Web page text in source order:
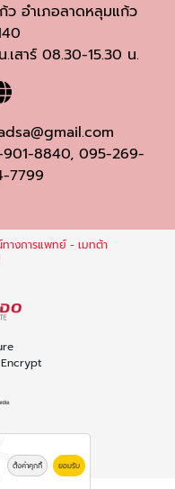
อำเภอลาดหลุมแก้ว
เสาร์ 08.30-15.30 น.
8840, 095-269-
7799
ทางการแพทย์ - เมทต้า
ตั้งค่าคุกกี้ ยอมรับ